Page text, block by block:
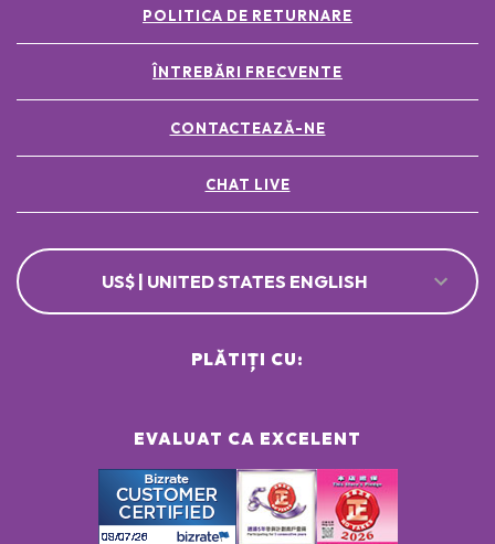
POLITICA DE RETURNARE
ÎNTREBĂRI FRECVENTE
CONTACTEAZĂ-NE
CHAT LIVE
US$ | UNITED STATES ENGLISH
EVALUAT CA EXCELENT
PLĂTIȚI CU: